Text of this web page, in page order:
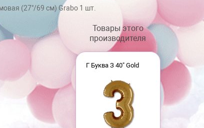
(27"/69 см) Grabo 1 шт.
Товары этого
производителя
Г Буква З 40" Gold